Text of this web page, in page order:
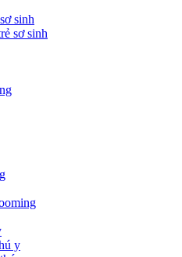
sinh
sơ sinh
y